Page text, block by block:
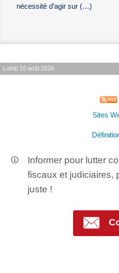
nécessité d’agir sur (…)
Lundi 10 août 2026
Sites
Informer pour lutter
fiscaux et judiciaires,
juste !